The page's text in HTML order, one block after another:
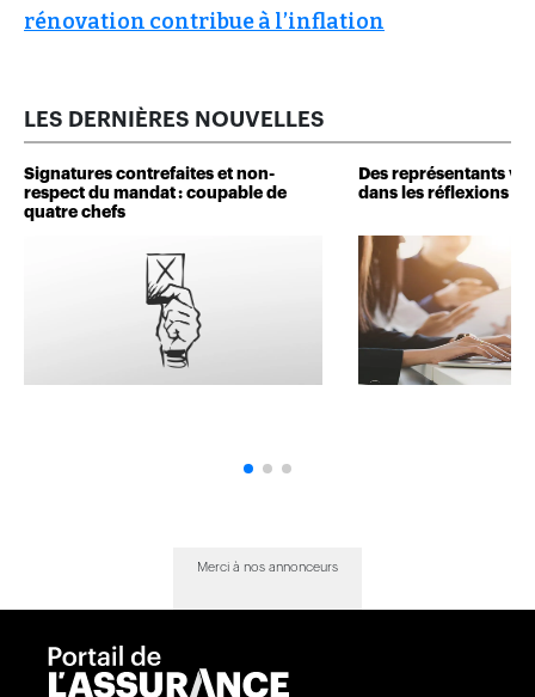
rénovation contribue à l’inflation
LES DERNIÈRES NOUVELLES
Signatures contrefaites et non-
respect du mandat : coupable de
quatre chefs
Des représentants
dans les réflexions de
Merci à nos annonceurs